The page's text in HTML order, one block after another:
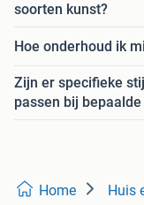
soorten kunst?
Hoe onderhoud ik
Zijn er specifieke
passen bij
Home Huis